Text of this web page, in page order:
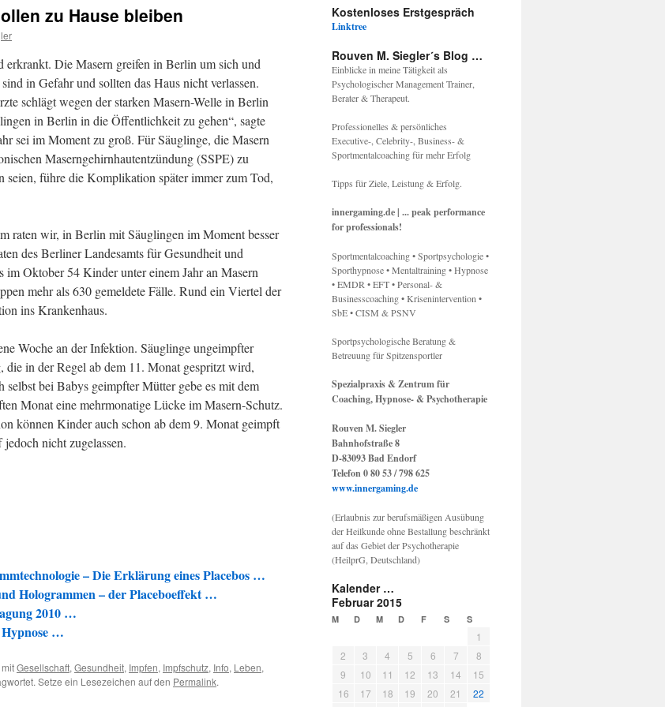
zu Hause bleiben
erkrankt. Die Masern greifen in Berlin um sich und
in Gefahr und sollten das Haus nicht verlassen.
schlägt wegen der starken Masern-Welle in Berlin
in Berlin in die Öffentlichkeit zu gehen“, sagte
sei im Moment zu groß. Für Säuglinge, die Masern
Maserngehirnhautentzündung (SSPE) zu
seien, führe die Komplikation später immer zum Tod,
raten wir, in Berlin mit Säuglingen im Moment besser
des Berliner Landesamts für Gesundheit und
im Oktober 54 Kinder unter einem Jahr an Masern
mehr als 630 gemeldete Fälle. Rund ein Viertel der
ins Krankenhaus.
Woche an der Infektion. Säuglinge ungeimpfter
in der Regel ab dem 11. Monat gespritzt wird,
bei Babys geimpfter Mütter gebe es mit dem
Monat eine mehrmonatige Lücke im Masern-Schutz.
können Kinder auch schon ab dem 9. Monat geimpft
nicht zugelassen.
– Die Erklärung eines Placebos …
Hologrammen – der Placeboeffekt …
2010 …
Hypnose …
Gesellschaft, Gesundheit, Impfen, Impfschutz, Info, Leben,
Setze ein Lesezeichen auf den Permalink.
Kostenloses Erstgespräch
Linktree
Rouven M. Siegler´s Blog …
Einblicke in meine Tätigkeit als
Psychologischer Management Trainer,
Berater & Therapeut.
Professionelles & persönliches
Executive-, Celebrity-, Business- &
Sportmentalcoaching für mehr Erfolg
Tipps für Ziele, Leistung & Erfolg.
innergaming.de | ... peak performance
for professionals!
Sportmentalcoaching • Sportpsychologie •
Sporthypnose • Mentaltraining • Hypnose
• EMDR • EFT • Personal- &
Businesscoaching • Krisenintervention •
SbE • CISM & PSNV
Sportpsychologische Beratung &
Betreuung für Spitzensportler
Spezialpraxis & Zentrum für
Coaching, Hypnose- & Psychotherapie
Rouven M. Siegler
Bahnhofstraße 8
D-83093 Bad Endorf
Telefon 0 80 53 / 798 625
www.innergaming.de
(Erlaubnis zur berufsmäßigen Ausübung
der Heilkunde ohne Bestallung beschränkt
auf das Gebiet der Psychotherapie
(HeilprG, Deutschland)
Kalender …
Februar 2015
M D M D F S S
1
2
3 4 5 6 7
8
9
10 11 12 13 14
15
16
17 18 19 20 21
22